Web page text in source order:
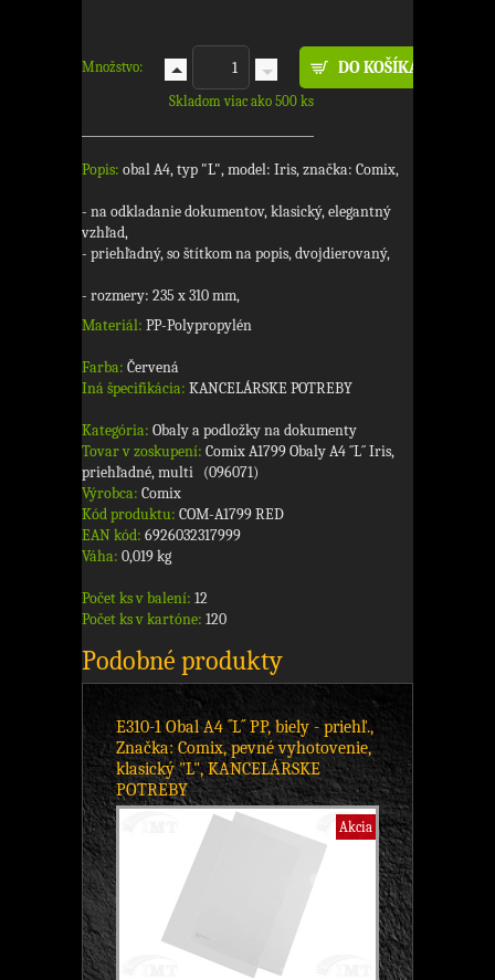
Množstvo:
Skladom viac ako 500 ks
Popis: obal A4, typ "L", model: Iris, značka: Comix,
- na odkladanie dokumentov, klasický, elegantný
vzhľad,
- priehľadný, so štítkom na popis, dvojdierovaný,
- rozmery: 235 x 310 mm,
Materiál: PP-Polypropylén
Farba: Červená
Iná špecifikácia: KANCELÁRSKE POTREBY
Kategória: Obaly a podložky na dokumenty
Tovar v zoskupení: Comix A1799 Obaly A4 ´´L´´ Iris,
priehľadné, multi (096071)
Výrobca: Comix
Kód produktu: COM-A1799 RED
EAN kód: 6926032317999
Váha: 0,019 kg
Počet ks v balení: 12
Počet ks v kartóne: 120
Podobné produkty
E310-1 Obal A4 ´´L´´ PP, biely - priehľ.,
Značka: Comix, pevné vyhotovenie,
klasický "L", KANCELÁRSKE
POTREBY
Akcia